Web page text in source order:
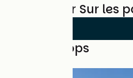
Reviews for Sur les
Nearby loops